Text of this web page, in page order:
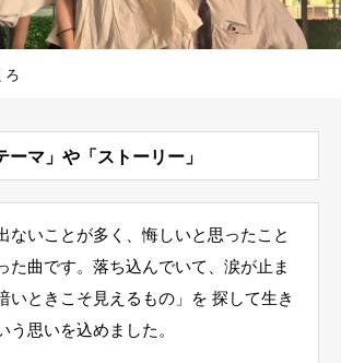
ろ
ーマ」や「ストーリー」
ないことが多く、悔しいと思ったこと
た曲です。落ち込んでいて、涙が止ま
いときこそ見えるもの」を 探して生き
う思いを込めました。